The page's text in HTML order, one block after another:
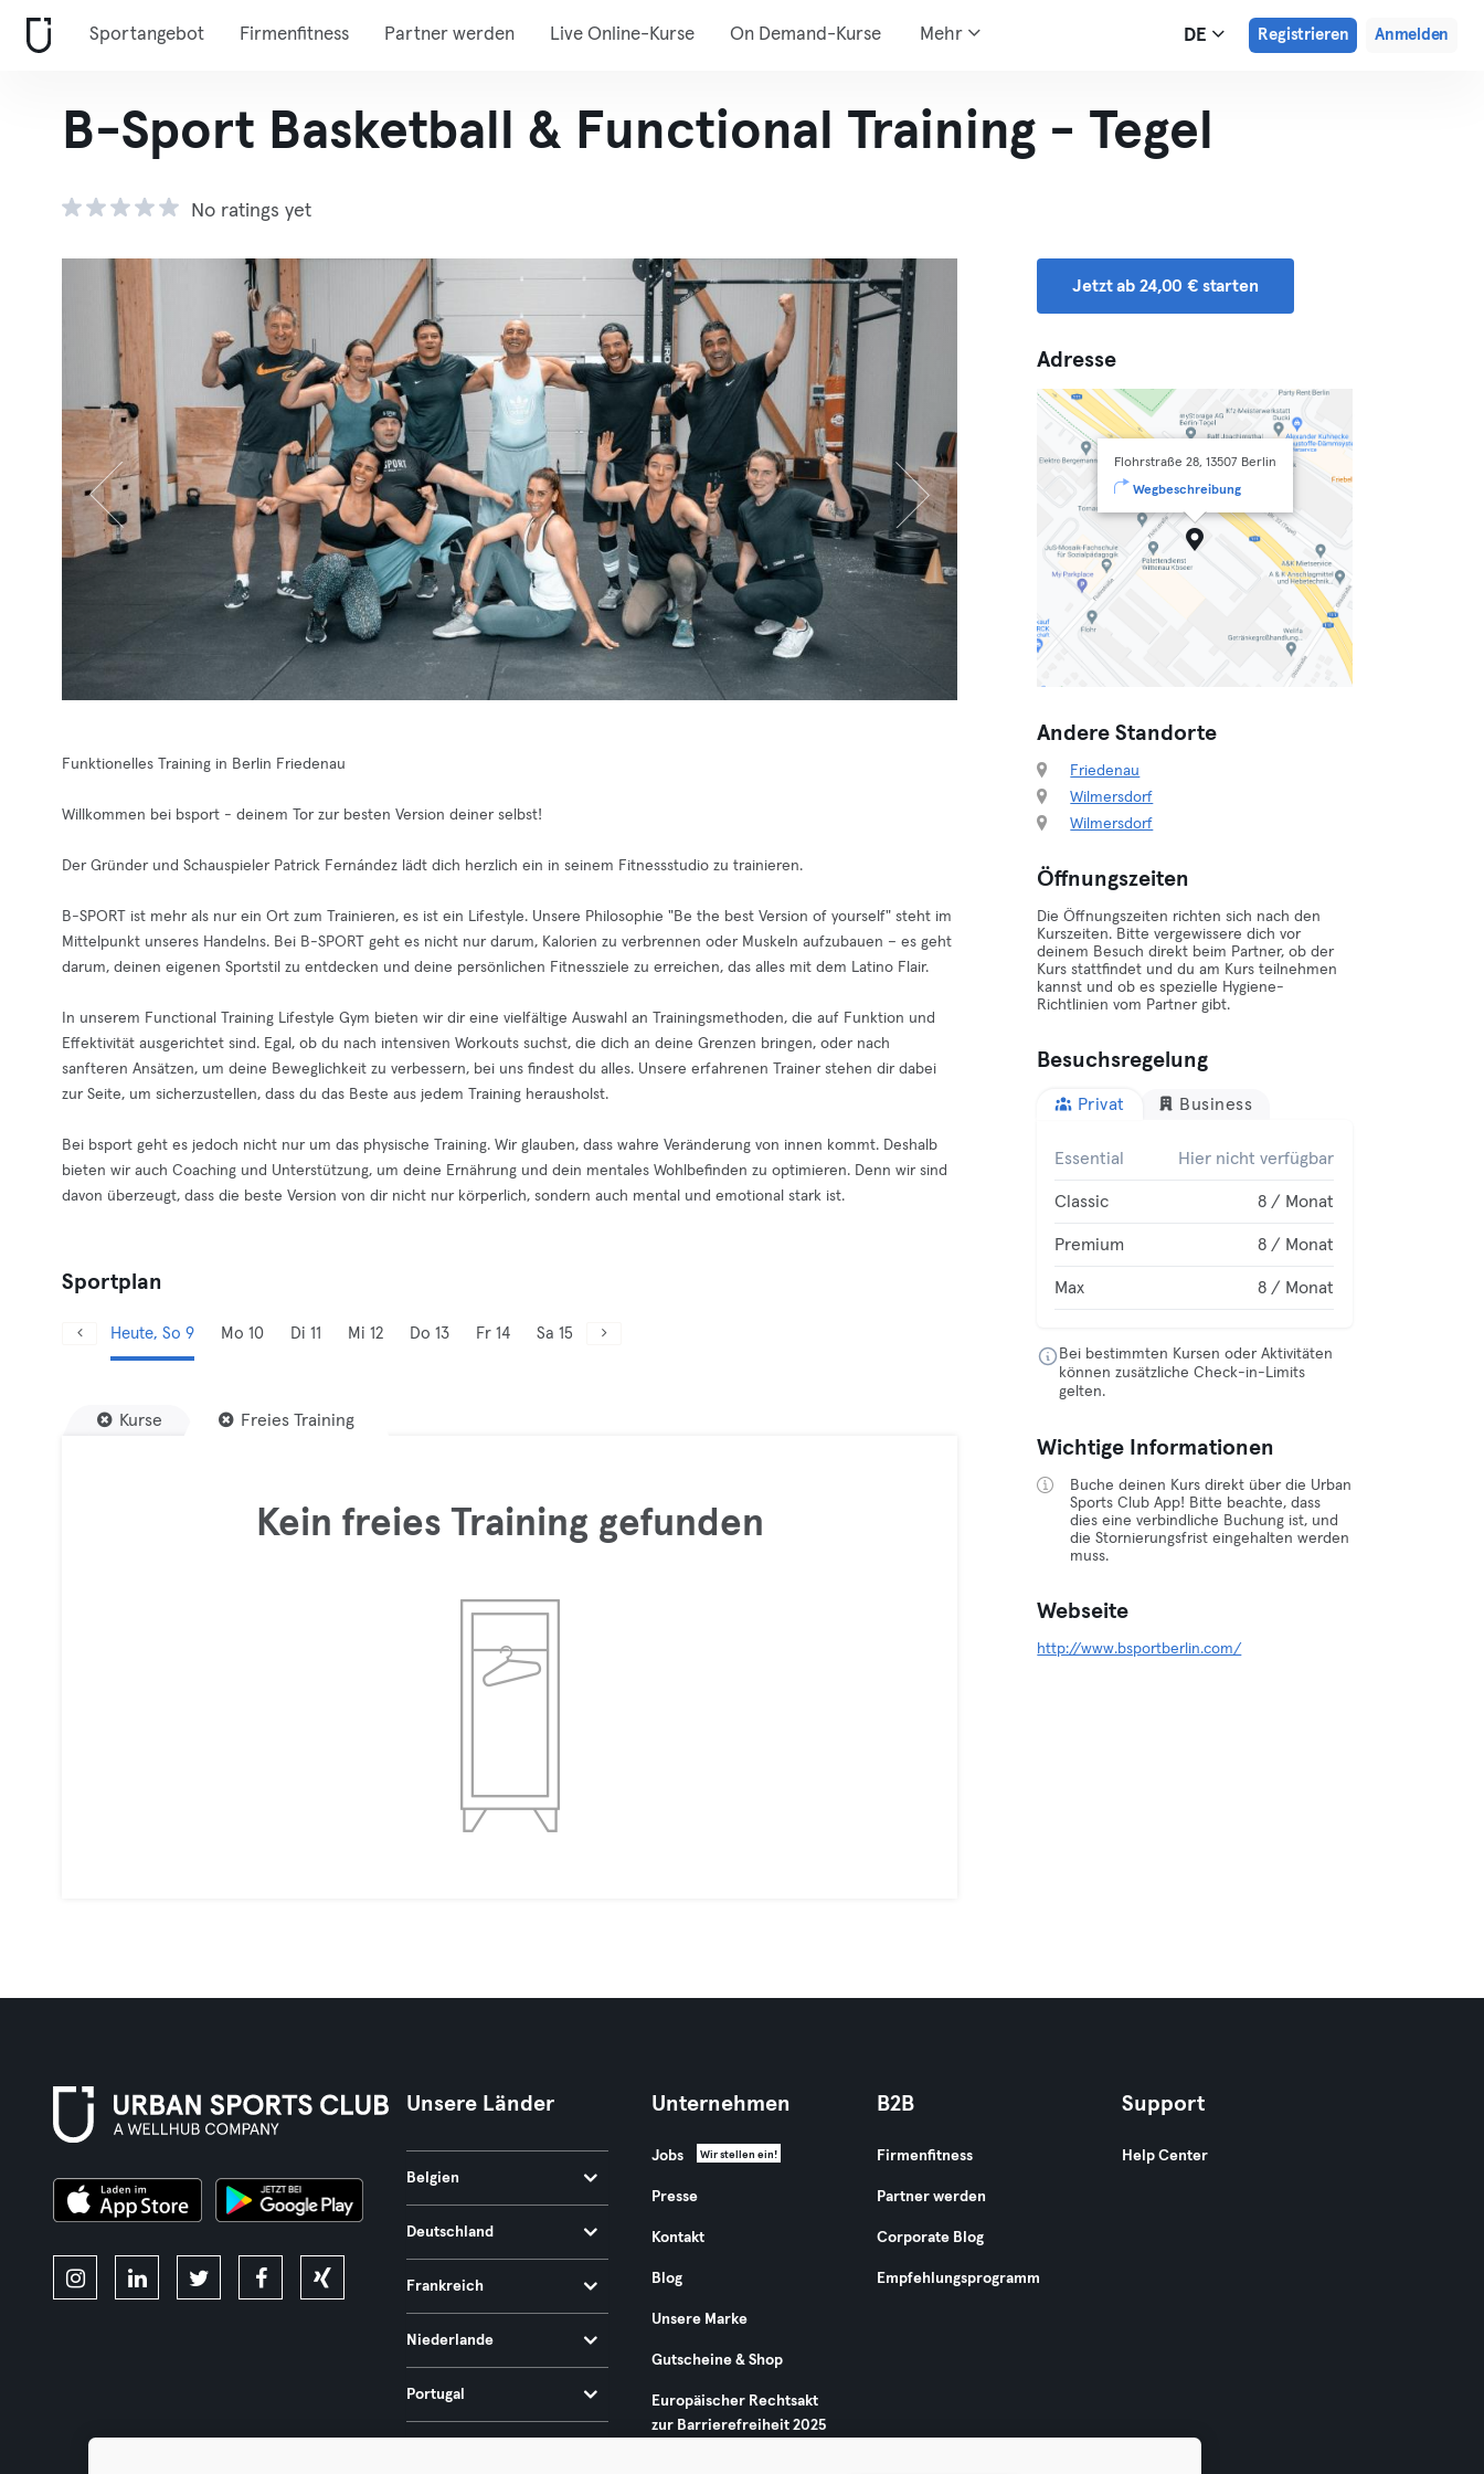
Sportangebot Firmenfitness Partner werden Live Online-Kurse On Demand-Kurse Mehr DE Registrieren Anmelden
B-Sport Basketball & Functional Training - Tegel
No ratings yet
Funktionelles Training in Berlin Friedenau
Willkommen bei bsport - deinem Tor zur besten Version deiner selbst!
Der Gründer und Schauspieler Patrick Fernández lädt dich herzlich ein in seinem Fitnessstudio zu trainieren.
B-SPORT ist mehr als nur ein Ort zum Trainieren, es ist ein Lifestyle. Unsere Philosophie "Be the best Version of yourself" steht im
Mittelpunkt unseres Handelns. Bei B-SPORT geht es nicht nur darum, Kalorien zu verbrennen oder Muskeln aufzubauen – es geht
darum, deinen eigenen Sportstil zu entdecken und deine persönlichen Fitnessziele zu erreichen, das alles mit dem Latino Flair.
In unserem Functional Training Lifestyle Gym bieten wir dir eine vielfältige Auswahl an Trainingsmethoden, die auf Funktion und
Effektivität ausgerichtet sind. Egal, ob du nach intensiven Workouts suchst, die dich an deine Grenzen bringen, oder nach
sanfteren Ansätzen, um deine Beweglichkeit zu verbessern, bei uns findest du alles. Unsere erfahrenen Trainer stehen dir dabei
zur Seite, um sicherzustellen, dass du das Beste aus jedem Training herausholst.
Bei bsport geht es jedoch nicht nur um das physische Training. Wir glauben, dass wahre Veränderung von innen kommt. Deshalb
bieten wir auch Coaching und Unterstützung, um deine Ernährung und dein mentales Wohlbefinden zu optimieren. Denn wir sind
davon überzeugt, dass die beste Version von dir nicht nur körperlich, sondern auch mental und emotional stark ist.
Sportplan
Heute, So 9 Mo 10 Di 11 Mi 12 Do 13 Fr 14 Sa 15
Kurse Freies Training
Kein freies Training gefunden
Jetzt ab 24,00 € starten
Adresse
Flohrstraße 28, 13507 Berlin
Wegbeschreibung
Andere Standorte
Friedenau
Wilmersdorf
Wilmersdorf
Öffnungszeiten
Die Öffnungszeiten richten sich nach den
Kurszeiten. Bitte vergewissere dich vor
deinem Besuch direkt beim Partner, ob der
Kurs stattfindet und du am Kurs teilnehmen
kannst und ob es spezielle Hygiene-
Richtlinien vom Partner gibt.
Besuchsregelung
Privat Business
Essential Hier nicht verfügbar
Classic 8 / Monat
Premium 8 / Monat
Max 8 / Monat
Bei bestimmten Kursen oder Aktivitäten
können zusätzliche Check-in-Limits
gelten.
Wichtige Informationen
Buche deinen Kurs direkt über die Urban
Sports Club App! Bitte beachte, dass
dies eine verbindliche Buchung ist, und
die Stornierungsfrist eingehalten werden
muss.
Webseite
http://www.bsportberlin.com/
Unsere Länder
Belgien
Deutschland
Frankreich
Niederlande
Portugal
Unternehmen
Jobs Wir stellen ein!
Presse
Kontakt
Blog
Unsere Marke
Gutscheine & Shop
Europäischer Rechtsakt
zur Barrierefreiheit 2025
B2B
Firmenfitness
Partner werden
Corporate Blog
Empfehlungsprogramm
Support
Help Center